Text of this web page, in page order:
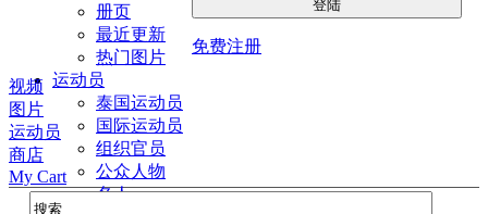
册页
最近更新
热门图片
运动员
泰国运动员
国际运动员
组织官员
公众人物
名人
免费注册
视频
图片
运动员
商店
My Cart